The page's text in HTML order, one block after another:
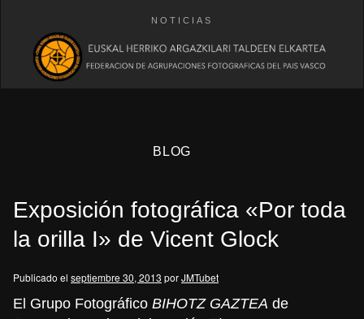
NOTICIAS
BLOG
Exposición fotográfica «Por toda
la orilla I» de Vicent Glock
Publicado el septiembre 30, 2013 porJMTubet
El Grupo Fotográfico BIHOTZ GAZTEA de